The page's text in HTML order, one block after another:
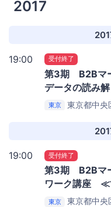
2017
19:00 受付終了
第3期 B2Bマ
データの読
東京 東京都中
19:00 受付終了
第3期 B2Bマ
ワーク講座
東京 東京都中